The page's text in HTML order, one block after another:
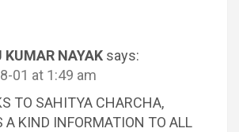
KUMAR NAYAK says:
01 at 1:49 am
TO SAHITYA CHARCHA,
A KIND INFORMATION TO ALL